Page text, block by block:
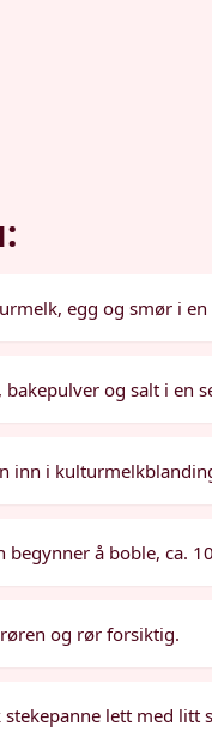
egg og smør i en
bakepulver og salt i en
inn i
begynner å boble, ca.
og rør forsiktig.
stekepanne lett med